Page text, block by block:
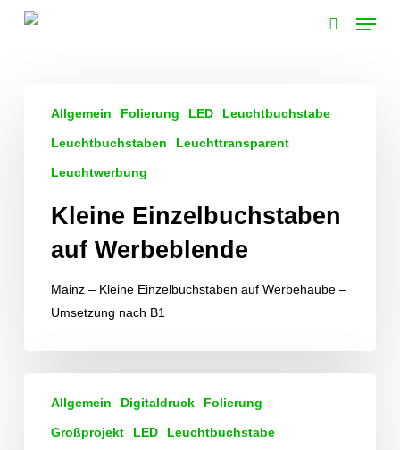
Menu
Einzelbuchstaben
Allgemein Folierung LED Leuchtbuchstabe
Leuchtbuchstaben Leuchttransparent
Leuchtwerbung
Kleine Einzelbuchstaben
auf Werbeblende
Mainz – Kleine Einzelbuchstaben auf Werbehaube –
Umsetzung nach B1
Portalanlage
Allgemein Digitaldruck Folierung
Großprojekt LED Leuchtbuchstabe